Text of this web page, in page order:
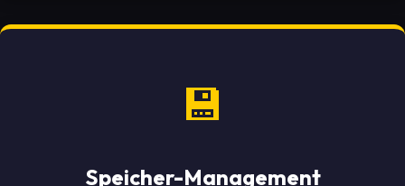
💾
Speicher-Management